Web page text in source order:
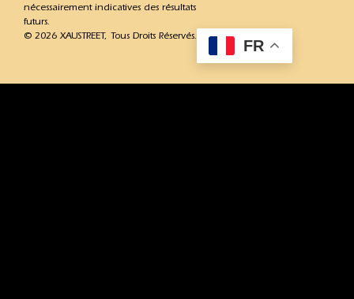
nécessairement indicatives des résultats
futurs.
© 2026 XAUSTREET, Tous Droits Réservés.
FR